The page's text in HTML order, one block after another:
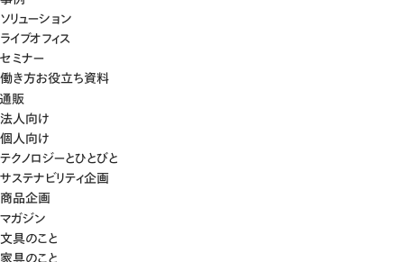
ソリューション
ライブオフィス
セミナー
働き方お役立ち資料
通販
法人向け
個人向け
テクノロジーとひとびと
サステナビリティ企画
商品企画
マガジン
文具のこと
家具のこと